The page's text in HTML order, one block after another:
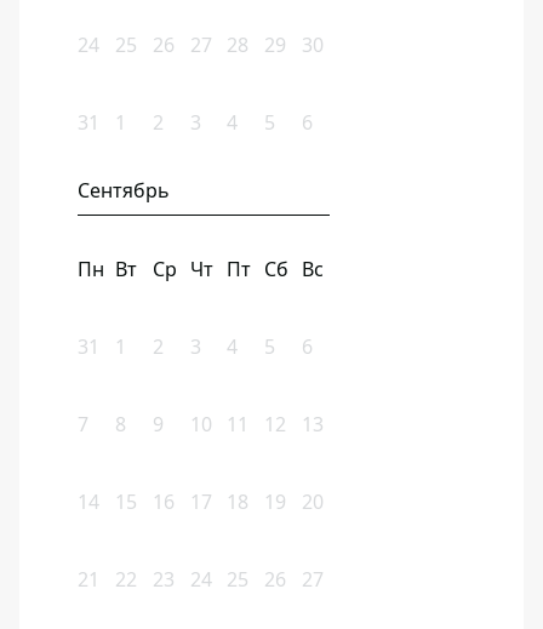
24 25 26 27 28 29 30
31 1 2 3 4 5 6
Сентябрь
Пн Вт Ср Чт Пт Сб Вс
31 1 2 3 4 5 6
7 8 9 10 11 12 13
14 15 16 17 18 19 20
21 22 23 24 25 26 27